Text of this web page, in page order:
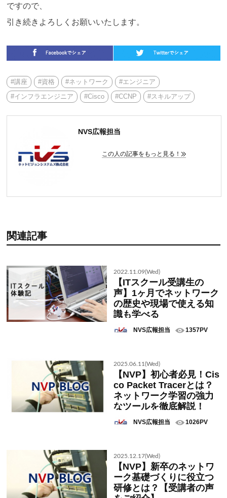
ですので、
引き続きよろしくお願いいたします。
#講座 #資格 #ネットワーク
#エンジニア
#インフラエンジニア
#Cisco #CCNP #スキルアップ
NVS広報担当
この人の記事をもっと見る！
関連記事
2022.11.09(Wed)
【ITスクール受講生の
声】1ヶ月でネットワーク
の歴史や現場で使える知
識も学べる
NVS広報担当 1357PV
2025.06.11(Wed)
【NVP】初心者必見！Cis
co Packet Tracerとは？
ネットワーク学習の強力
なツールを徹底解説！
NVS広報担当 1026PV
2025.12.17(Wed)
【NVP】新卒のネットワ
ーク基礎づくりに役立つ
研修とは？【受講者の声